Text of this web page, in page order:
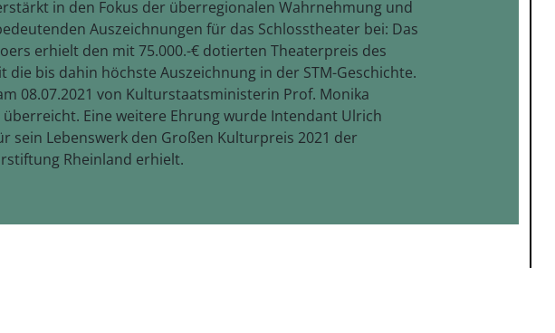
in den Fokus der überregionalen Wahrnehmung und
Auszeichnungen für das Schlosstheater bei: Das
erhielt den mit 75.000.-€ dotierten Theaterpreis des
die bis dahin höchste Auszeichnung in der STM-Geschichte.
08.07.2021 von Kulturstaatsministerin Prof. Monika
Eine weitere Ehrung wurde Intendant Ulrich
sein Lebenswerk den Großen Kulturpreis 2021 der
Rheinland erhielt.